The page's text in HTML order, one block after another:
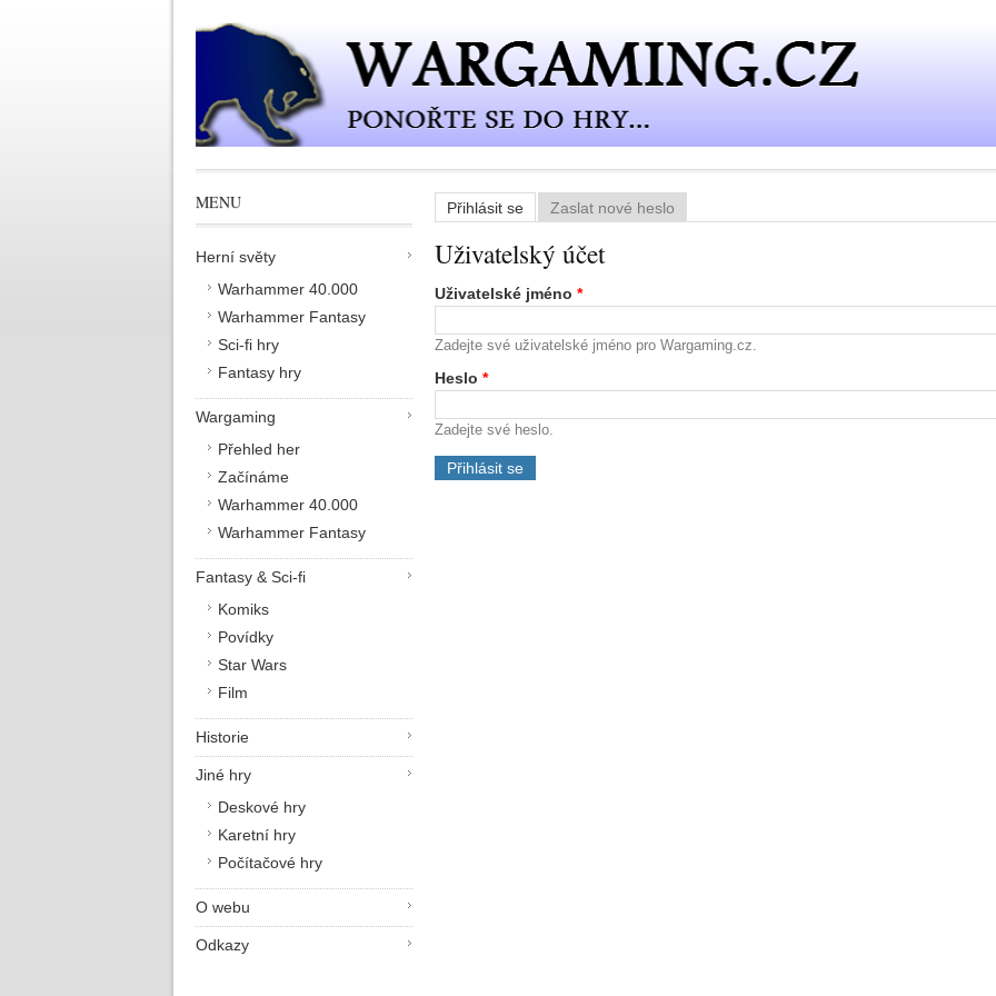
Hlavní záložky
Přihlásit se (aktivní záložka)
Zaslat nové heslo
Uživatelský účet
Uživatelské jméno *
Zadejte své uživatelské jméno pro Wargaming.cz.
Heslo *
Zadejte své heslo.
MENU
Herní světy
Warhammer 40.000
Warhammer Fantasy
Sci-fi hry
Fantasy hry
Wargaming
Přehled her
Začínáme
Warhammer 40.000
Warhammer Fantasy
Fantasy & Sci-fi
Komiks
Povídky
Star Wars
Film
Historie
Jiné hry
Deskové hry
Karetní hry
Počítačové hry
O webu
Odkazy